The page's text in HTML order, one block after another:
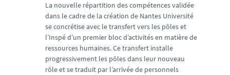
La nouvelle répartition des compétences validée
dans le cadre de la création de Nantes Université
se concrétise avec le transfert vers les pôles et
l’Inspé d’un premier bloc d’activités en matière de
ressources humaines. Ce transfert installe
progressivement les pôles dans leur nouveau
rôle et se traduit par l’arrivée de personnels